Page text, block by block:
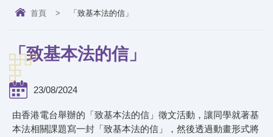
首頁 > 「致基本法的信」
「致基本法的信」
23/08/2024
由香港電台舉辦的「致基本法的信」徵文活動，讓同學就著基
本法相關課題寫一封「致基本法的信」，然後透過動畫形式將